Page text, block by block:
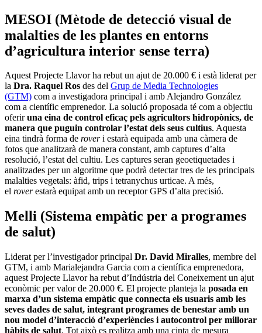
MESOI (Mètode de detecció visual de
malalties de les plantes en entorns
d’agricultura interior sense terra)
Aquest Projecte Llavor ha rebut un ajut de 20.000 € i està liderat per
la Dra. Raquel Ros des del Grup de Media Technologies
(GTM) com a investigadora principal i amb Alejandro González
com a científic emprenedor. La solució proposada té com a objectiu
oferiruna eina de control eficaç pels agricultors hidropònics, de
manera que puguin controlar l’estat dels seus cultius. Aquesta
eina tindrà forma de roveri estarà equipada amb una càmera de
fotos que analitzarà de manera constant, amb captures d’alta
resolució, l’estat del cultiu. Les captures seran geoetiquetades i
analitzades per un algoritme que podrà detectar tres de les principals
malalties vegetals: àfid, trips i tetranychus urticae. A més,
el roverestarà equipat amb un receptor GPS d’alta precisió.
Melli (Sistema empàtic per a programes
de salut)
Liderat per l’investigador principal Dr. David Miralles, membre del
GTM, i amb Marialejandra Garcia com a científica emprenedora,
aquest Projecte Llavor ha rebut d’Indústria del Coneixement un ajut
econòmic per valor de 20.000 €. El projecte planteja la posada en
marxa d’un sistema empàtic que connecta els usuaris amb les
seves dades de salut, integrant programes de benestar amb un
nou model d’interacció d’experiències i autocontrol per millorar
hàbits de salut. Tot això es realitza amb una cinta de mesura